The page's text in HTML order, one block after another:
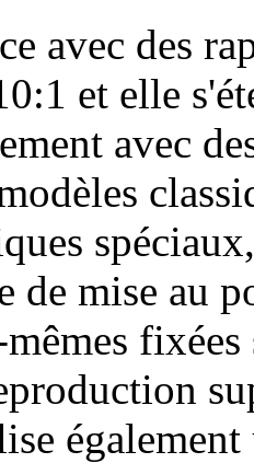
avec des
et elle
avec
de mise au